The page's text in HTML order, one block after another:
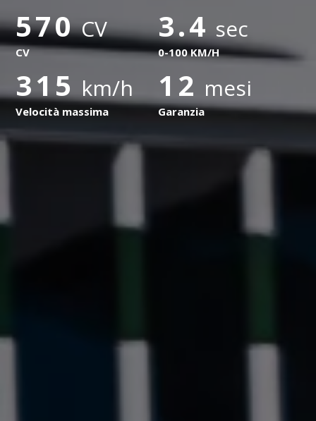
12 mesi
Garanzia
570 CV
CV
3.4 sec
0-100 KM/H
315 km/h
Velocità massima